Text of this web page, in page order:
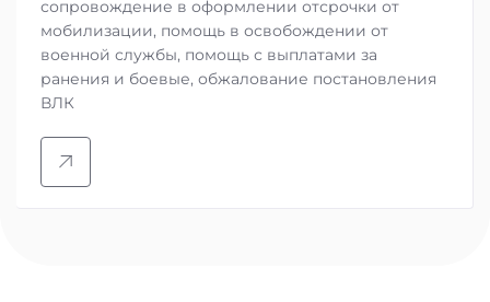
сопровождение в оформлении отсрочки от
мобилизации, помощь в освобождении от
военной службы, помощь с выплатами за
ранения и боевые, обжалование постановления
ВЛК